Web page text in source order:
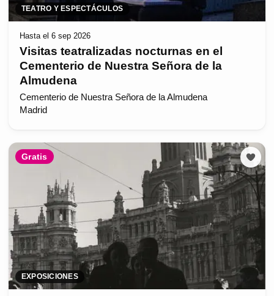
TEATRO Y ESPECTÁCULOS
Hasta el 6 sep 2026
Visitas teatralizadas nocturnas en el
Cementerio de Nuestra Señora de la
Almudena
Cementerio de Nuestra Señora de la Almudena
Madrid
Gratis
EXPOSICIONES